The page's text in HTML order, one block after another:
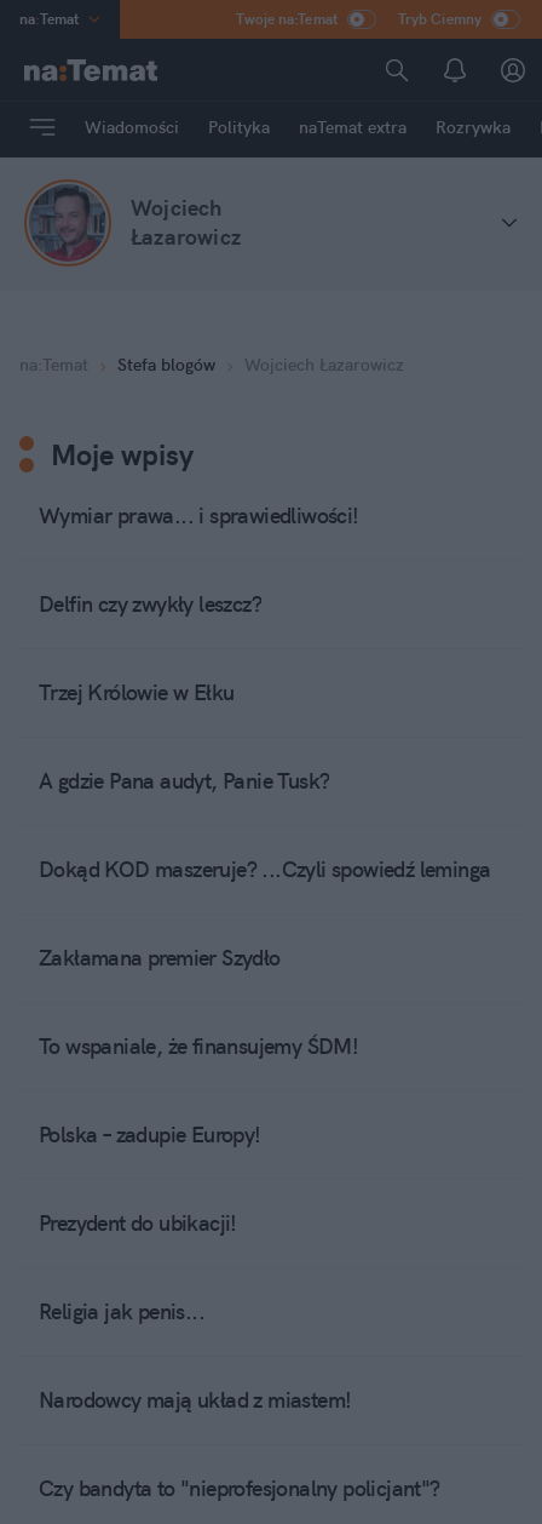
na:Temat
Poland
mama
HERO
Rozrywka
Twoje na:Temat Tryb Ciemny
Wiadomości Polityka naTemat extra Rozrywka
Wojciech
Łazarowicz
na:Temat Stefa blogów Wojciech Łazarowicz
Moje wpisy
Wymiar prawa... i sprawiedliwości!
Delfin czy zwykły leszcz?
Trzej Królowie w Ełku
A gdzie Pana audyt, Panie Tusk?
Dokąd KOD maszeruje? ...Czyli spowiedź leminga
Zakłamana premier Szydło
To wspaniale, że finansujemy ŚDM!
Polska – zadupie Europy!
Prezydent do ubikacji!
Religia jak penis...
Narodowcy mają układ z miastem!
Czy bandyta to "nieprofesjonalny policjant"?